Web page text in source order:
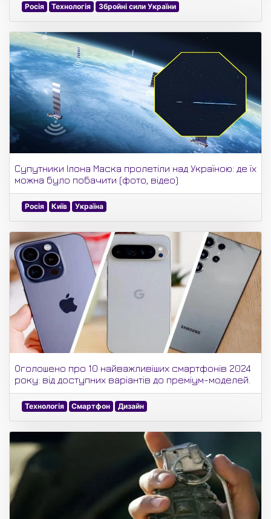
Росія Технологія Збройні сили України
Супутники Ілона Маска пролетіли над Україною: де їх
можна було побачити (фото, відео)
Росія Київ Україна
Оголошено про 10 найважливіших смартфонів 2024
року: від доступних варіантів до преміум-моделей.
Технологія Смартфон Дизайн